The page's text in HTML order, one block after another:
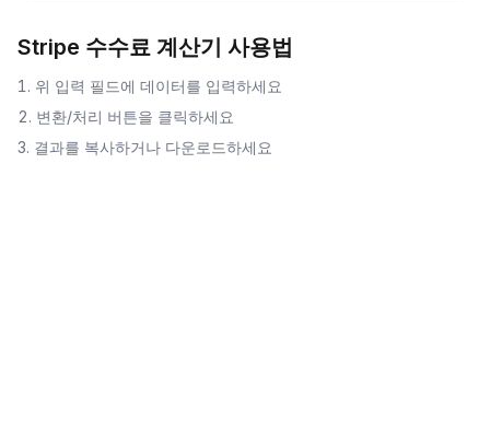
Stripe 수수료 계산기 사용법
위 입력 필드에 데이터를 입력하세요
변환/처리 버튼을 클릭하세요
결과를 복사하거나 다운로드하세요